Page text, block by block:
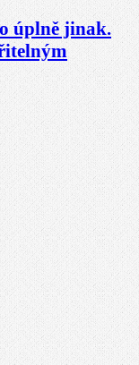
úplně jinak.